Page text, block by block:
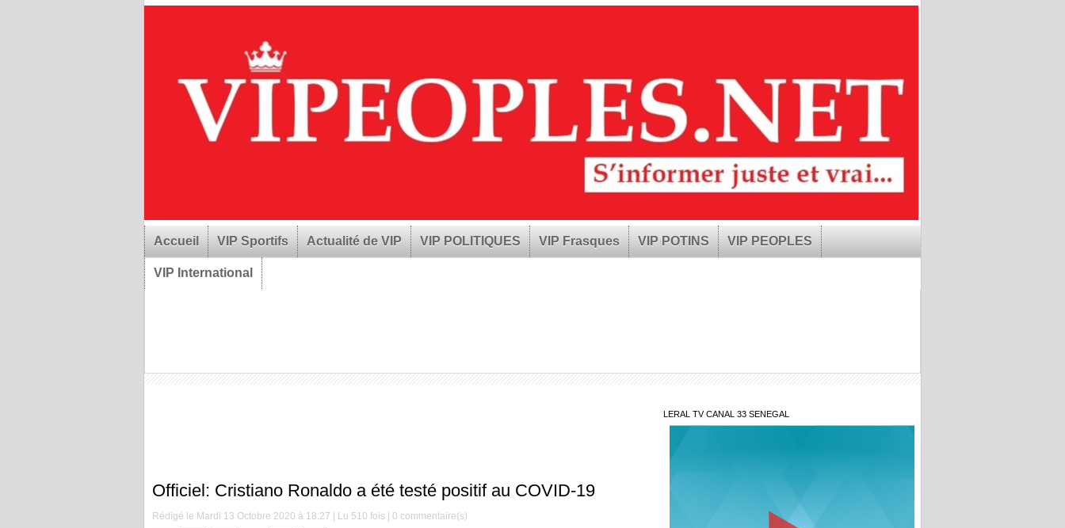
Accueil VIP Sportifs Actualité de VIP VIP POLITIQUES VIP Frasques VIP POTINS VIP PEOPLES
VIP International
Officiel: Cristiano Ronaldo a été testé positif au COVID-19
Rédigé le Mardi 13 Octobre 2020 à 18:27 | Lu 510 fois | 0 commentaire(s)
LERAL TV CANAL 33 SENEGAL